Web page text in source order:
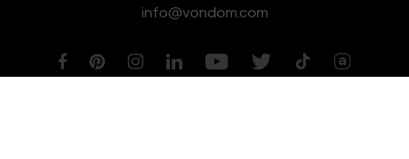
info@vondom.com